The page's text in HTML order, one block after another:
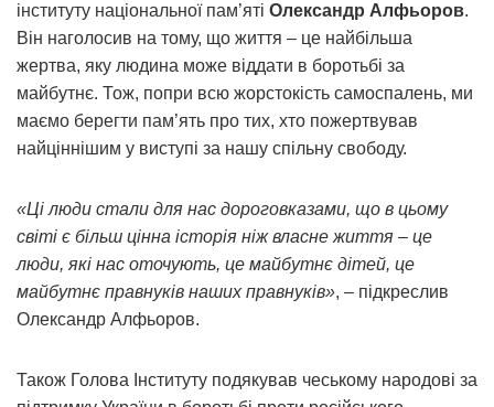
інституту національної пам’яті Олександр Алфьоров.
Він наголосив на тому, що життя – це найбільша
жертва, яку людина може віддати в боротьбі за
майбутнє. Тож, попри всю жорстокість самоспалень, ми
маємо берегти пам’ять про тих, хто пожертвував
найціннішим у виступі за нашу спільну свободу.
«Ці люди стали для нас дороговказами, що в цьому
світі є більш цінна історія ніж власне життя – це
люди, які нас оточують, це майбутнє дітей, це
майбутнє правнуків наших правнуків», – підкреслив
Олександр Алфьоров.
Також Голова Інституту подякував чеському народові за